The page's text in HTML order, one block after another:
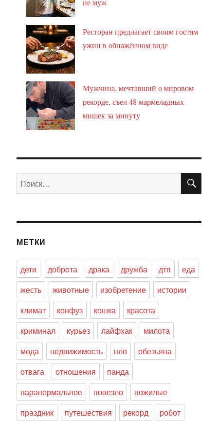
не муж
Ресторан предлагает своим гостям
ужин в обнажённом виде
Мужчина, мечтавший о мировом
рекорде, съел 48 мармеладных
мишек за минуту
Искать:
МЕТКИ
дети доброта драка дружба дтп
еда
жесть
животные изобретение
истории
климат
конфуз кошка
красота
криминал
курьез лайфхак
милота
мода
недвижимость нло
обезьяна
отвага
отношения
панда
паранормальное
повезло
пожилые
праздник
путешествия рекорд
робот